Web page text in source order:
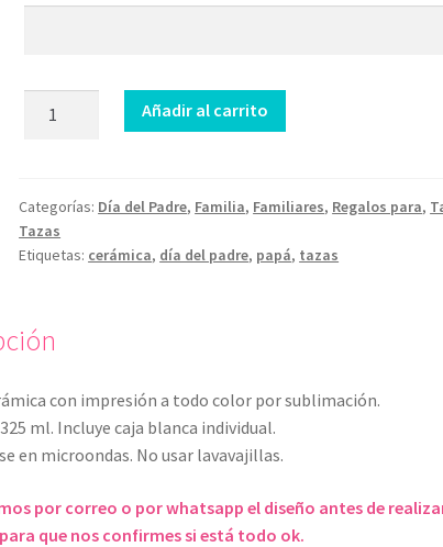
Taza
Futuro
Añadir al carrito
Categorías: Día del Padre, Familia, Familiares, Regalos para,
Tazas
Etiquetas: cerámica, día del padre, papá, tazas
con impresión a todo color por sublimación.
ml. Incluye caja blanca individual.
en microondas. No usar lavavajillas.
por correo o por whatsapp el diseño antes de
que nos confirmes si está todo ok.